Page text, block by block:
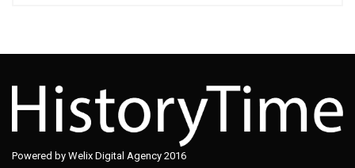
Powered by Welix Digital Agency 2016